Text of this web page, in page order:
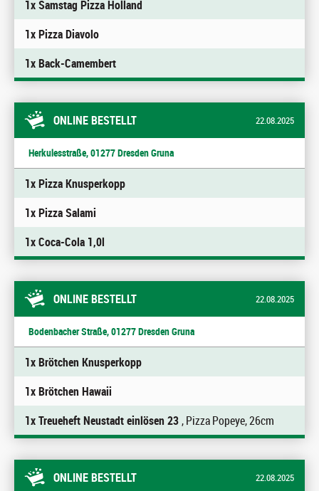
1x Samstag Pizza Holland
1x Pizza Diavolo
1x Back-Camembert
ONLINE BESTELLT 22.08.2025
Herkulesstraße, 01277 Dresden Gruna
1x Pizza Knusperkopp
1x Pizza Salami
1x Coca-Cola 1,0l
ONLINE BESTELLT 22.08.2025
Bodenbacher Straße, 01277 Dresden Gruna
1x Brötchen Knusperkopp
1x Brötchen Hawaii
1x Treueheft Neustadt einlösen 23, Pizza Popeye, 26cm
ONLINE BESTELLT 22.08.2025